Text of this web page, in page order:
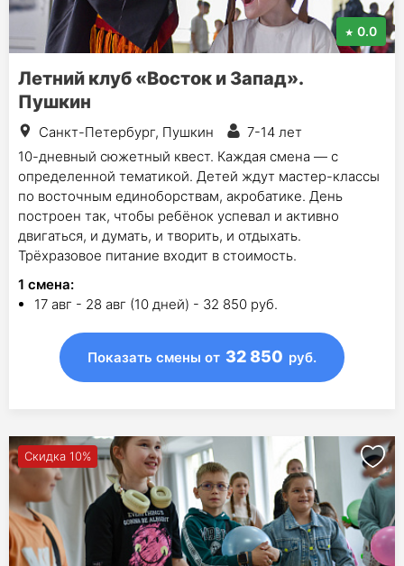
0.0
Летний клуб «Восток и Запад».
Пушкин
Санкт-Петербург, Пушкин
7-14 лет
10-дневный сюжетный квест. Каждая смена — с
определенной тематикой. Детей ждут мастер-классы
по восточным единоборствам, акробатике. День
построен так, чтобы ребёнок успевал и активно
двигаться, и думать, и творить, и отдыхать.
Трёхразовое питание входит в стоимость.
1 смена:
17 авг - 28 авг (10 дней) - 32 850 руб.
Показать смены от 32 850 руб.
Скидка 10%